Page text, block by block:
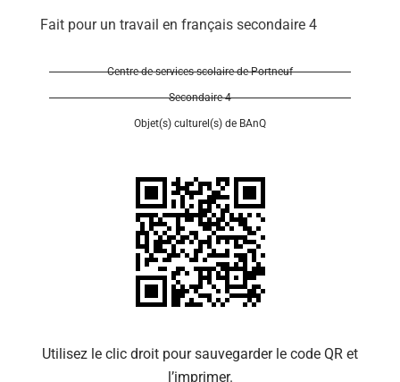
Fait pour un travail en français secondaire 4
Centre de services scolaire de Portneuf
Secondaire 4
Objet(s) culturel(s) de BAnQ
Utilisez le clic droit pour sauvegarder le code QR et
l’imprimer.